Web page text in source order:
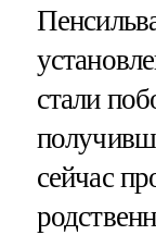
стали
сейчас